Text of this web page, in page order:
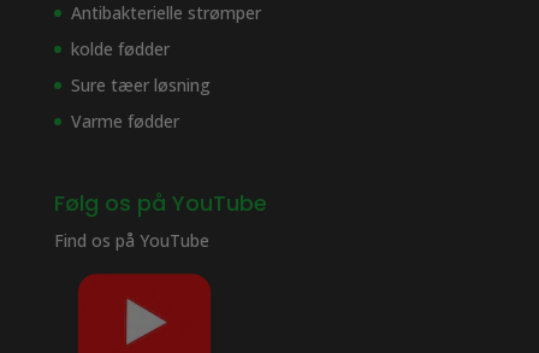
Antibakterielle strømper
kolde fødder
Sure tæer løsning
Varme fødder
Følg os på YouTube
Find os på YouTube